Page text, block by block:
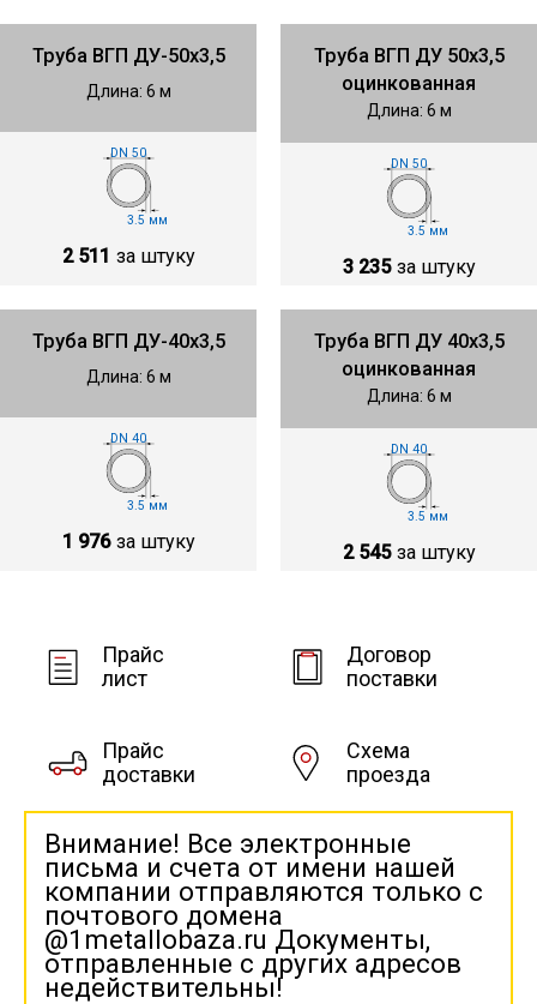
Труба ВГП ДУ-50х3,5
Длина: 6 м
DN 50
3.5 мм
2 511 за штуку
Труба ВГП ДУ 50х3,5
оцинкованная
Длина: 6 м
DN 50
3.5 мм
3 235 за штуку
Труба ВГП ДУ-40х3,5
Длина: 6 м
DN 40
3.5 мм
1 976 за штуку
Труба ВГП ДУ 40х3,5
оцинкованная
Длина: 6 м
DN 40
3.5 мм
2 545 за штуку
Прайс
лист
Договор
поставки
Прайс
доставки
Схема
проезда
Внимание! Все электронные
письма и счета от имени нашей
компании отправляются только с
почтового домена
@1metallobaza.ru Документы,
отправленные с других адресов
недействительны!